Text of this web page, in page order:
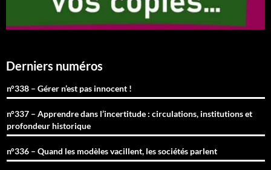
Derniers numéros
n°338 – Gérer n’est pas innocent !
n°337 – Apprendre dans l’incertitude : circulations, institutions et
profondeur historique
n°336 – Quand les modèles vacillent, les sociétés parlent